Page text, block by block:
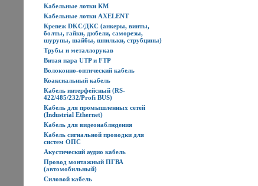
Кабельные лотки КМ
Кабельные лотки AXELENT
Крепеж DKC/ДКС (анкеры, винты,
болты, гайки, дюбели, саморезы,
шурупы, шайбы, шпильки, струбцины)
Трубы и металлорукав
Витая пара UTP и FTP
Волоконно-оптический кабель
Коаксиальный кабель
Кабель интерфейсный (RS-
422/485/232/Profi BUS)
Кабель для промышленных сетей
(Industrial Ethernet)
Кабель для видеонаблюдения
Кабель сигнальной проводки для
систем ОПС
Акустический аудио кабель
Провод монтажный ПГВА
(автомобильный)
Силовой кабель